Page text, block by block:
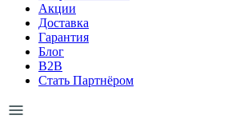
Акции
Доставка
Гарантия
Блог
B2B
Стать Партнёром